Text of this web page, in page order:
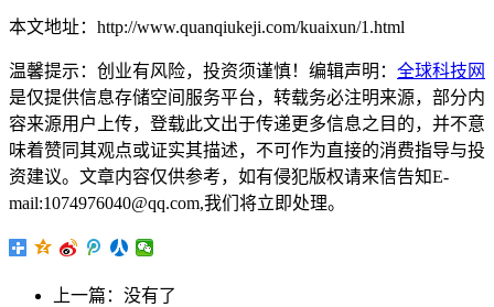
本文地址：http://www.quanqiukeji.com/kuaixun/1.html
温馨提示：创业有风险，投资须谨慎！编辑声明： 全球科技网
是仅提供信息存储空间服务平台，转载务必注明来源，部分内
容来源用户上传，登载此文出于传递更多信息之目的，并不意
味着赞同其观点或证实其描述，不可作为直接的消费指导与投
资建议。文章内容仅供参考，如有侵犯版权请来信告知E-
mail:1074976040@qq.com,我们将立即处理。
上一篇：没有了